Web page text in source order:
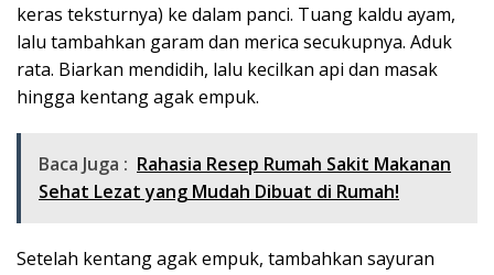
keras teksturnya) ke dalam panci. Tuang kaldu ayam,
lalu tambahkan garam dan merica secukupnya. Aduk
rata. Biarkan mendidih, lalu kecilkan api dan masak
hingga kentang agak empuk.
Baca Juga : Rahasia Resep Rumah Sakit Makanan
Sehat Lezat yang Mudah Dibuat di Rumah!
Setelah kentang agak empuk, tambahkan sayuran